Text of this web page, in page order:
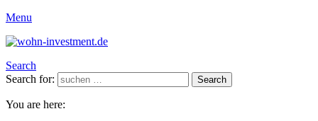
Menu
Search
Search for:
Search
You are here: